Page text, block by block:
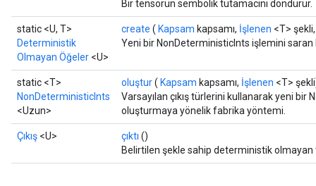
Bir tensörün sembolik tutamacını döndürür.
static <U, T>
Deterministik
Olmayan Öğeler <U>
create ( Kapsam kapsamı, İşlenen <T>
Yeni bir NonDeterministicInts işlemini
static <T>
NonDeterministicInts
<Uzun>
oluştur( Kapsam kapsamı, İşlenen <T>
Varsayılan çıkış türlerini kullanarak yeni bir
oluşturmaya yönelik fabrika yöntemi.
Çıkış <U> çıktı ()
Belirtilen şekle sahip deterministik olmayan